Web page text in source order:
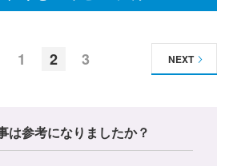
1 2 3 NEXT
は参考になりましたか？